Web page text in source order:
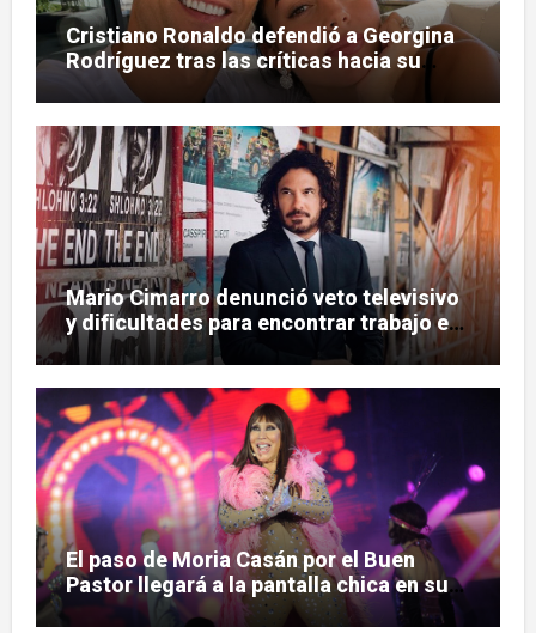
Cristiano Ronaldo defendió a Georgina
Rodríguez tras las críticas hacia su
figura
Mario Cimarro denunció veto televisivo
y dificultades para encontrar trabajo en
la actuación
El paso de Moria Casán por el Buen
Pastor llegará a la pantalla chica en su
nueva serie documental